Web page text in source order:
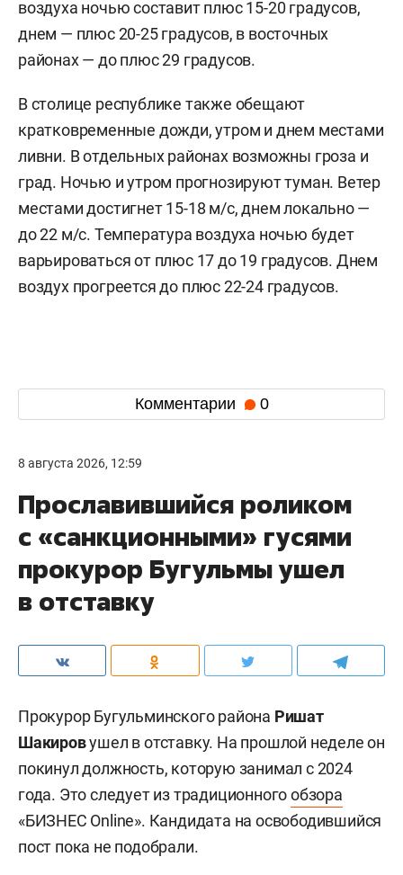
воздуха ночью составит плюс 15-20 градусов,
днем — плюс 20-25 градусов, в восточных
районах — до плюс 29 градусов.
В столице республике также обещают
кратковременные дожди, утром и днем местами
ливни. В отдельных районах возможны гроза и
град. Ночью и утром прогнозируют туман. Ветер
местами достигнет 15-18 м/с, днем локально —
до 22 м/с. Температура воздуха ночью будет
варьироваться от плюс 17 до 19 градусов. Днем
воздух прогреется до плюс 22-24 градусов.
Комментарии 0
8 августа 2026, 12:59
Прославившийся роликом
с «санкционными» гусями
прокурор Бугульмы ушел
в отставку
Прокурор Бугульминского района Ришат
Шакировушел в отставку. На прошлой неделе он
покинул должность, которую занимал с 2024
года. Это следует из традиционногообзора
«БИЗНЕС Online». Кандидата на освободившийся
пост пока не подобрали.